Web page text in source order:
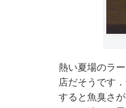
熱い夏場のラ
店だそうです
すると魚臭さ